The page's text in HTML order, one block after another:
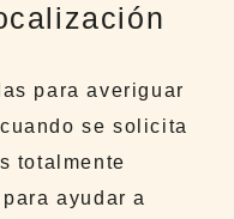
para averiguar
se solicita
totalmente
ayudar a